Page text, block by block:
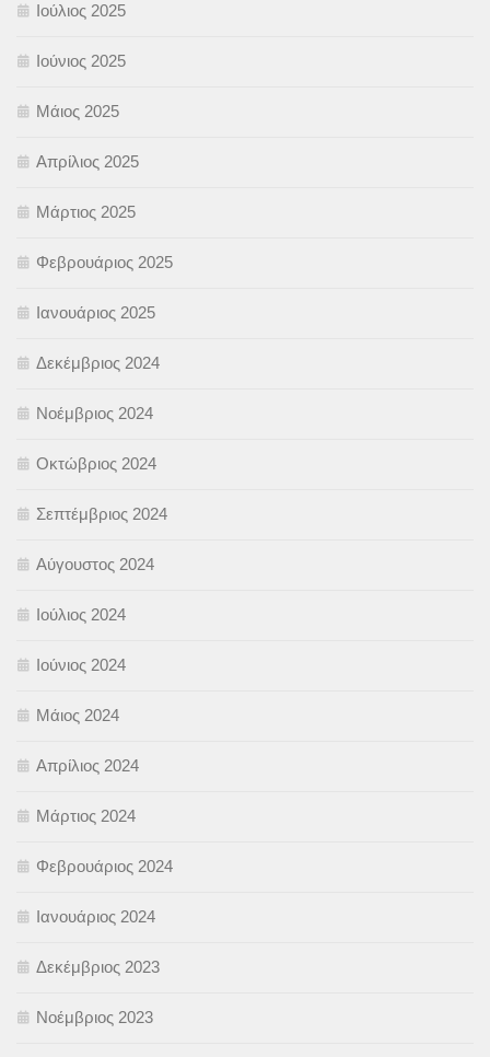
Ιούλιος 2025
Ιούνιος 2025
Μάιος 2025
Απρίλιος 2025
Μάρτιος 2025
Φεβρουάριος 2025
Ιανουάριος 2025
Δεκέμβριος 2024
Νοέμβριος 2024
Οκτώβριος 2024
Σεπτέμβριος 2024
Αύγουστος 2024
Ιούλιος 2024
Ιούνιος 2024
Μάιος 2024
Απρίλιος 2024
Μάρτιος 2024
Φεβρουάριος 2024
Ιανουάριος 2024
Δεκέμβριος 2023
Νοέμβριος 2023